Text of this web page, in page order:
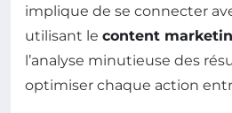
implique de se connecter
utilisant le content
l’analyse minutieuse des
optimiser chaque action